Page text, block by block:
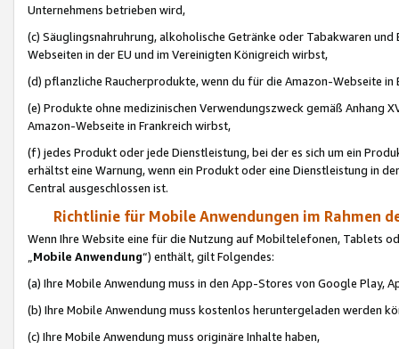
Unternehmens betrieben wird,
(c) Säuglingsnahruhrung, alkoholische Getränke oder Tabakwaren
Webseiten in der EU und im Vereinigten Königreich wirbst,
(d) pflanzliche Raucherprodukte, wenn du für die Amazon-Webseite in
(e) Produkte ohne medizinischen Verwendungszweck gemäß Anhang
Amazon-Webseite in Frankreich wirbst,
(f) jedes Produkt oder jede Dienstleistung, bei der es sich um ein
erhältst eine Warnung, wenn ein Produkt oder eine Dienstleistung in
Central ausgeschlossen ist.
Richtlinie für Mobile Anwendungen im Rahmen
Wenn Ihre Website eine für die Nutzung auf Mobiltelefonen, Tablets
„Mobile Anwendung“) enthält, gilt Folgendes:
(a) Ihre Mobile Anwendung muss in den App-Stores von Google Play,
(b) Ihre Mobile Anwendung muss kostenlos heruntergeladen werden
(c) Ihre Mobile Anwendung muss originäre Inhalte haben,